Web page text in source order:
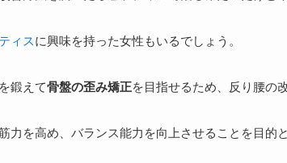
ィスに興味を持った女性もいるでしょう。
鍛えて骨盤の歪み矯正を目指せるため、反り腰の
力を高め、バランス能力を向上させることを目的